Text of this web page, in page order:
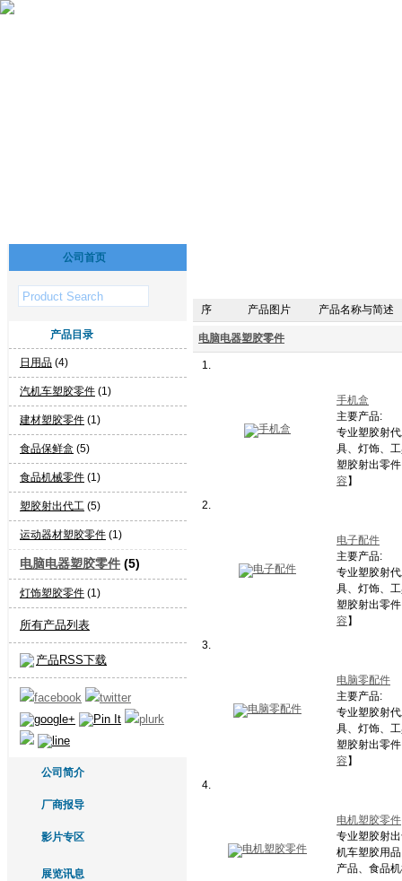
公司首页
产品目录
日用品 (4)
汽机车塑胶零件 (1)
建材塑胶零件 (1)
食品保鲜盒 (5)
食品机械零件 (1)
塑胶射出代工 (5)
运动器材塑胶零件 (1)
电脑电器塑胶零件 (5)
灯饰塑胶零件 (1)
所有产品列表
产品RSS下载
公司简介
厂商报导
影片专区
展览讯息
序 产品图片 产品名称与简述
电脑电器塑胶零件
1.
手机盒
主要产品:
专业塑胶射
具、灯饰、
塑胶射出零
容】
2.
电子配件
主要产品:
专业塑胶射
具、灯饰、
塑胶射出零
容】
3.
电脑零配件
主要产品:
专业塑胶射
具、灯饰、
塑胶射出零
容】
4.
电机塑胶零件
专业塑胶射
机车塑胶用
产品、食品